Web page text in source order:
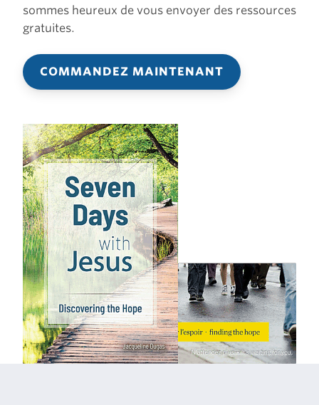
sommes heureux de vous envoyer des ressources
gratuites.
COMMANDEZ MAINTENANT